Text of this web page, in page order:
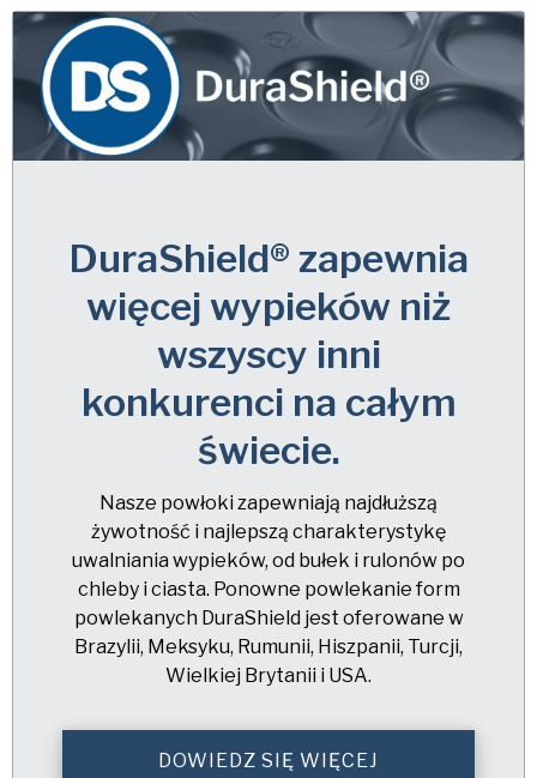
DuraShield® zapewnia
więcej wypieków niż
wszyscy inni
konkurenci na całym
świecie.
Nasze powłoki zapewniają najdłuższą
żywotność i najlepszą charakterystykę
uwalniania wypieków, od bułek i rulonów po
chleby i ciasta. Ponowne powlekanie form
powlekanych DuraShield jest oferowane w
Brazylii, Meksyku, Rumunii, Hiszpanii, Turcji,
Wielkiej Brytanii i USA.
DOWIEDZ SIĘ WIĘCEJ